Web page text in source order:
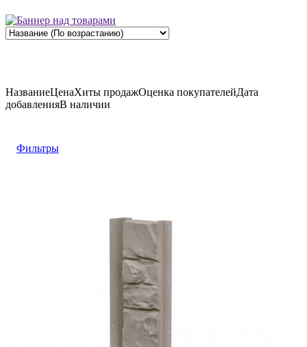
НазваниеЦенаХиты продажОценка покупателейДата
добавленияВ наличии
Фильтры